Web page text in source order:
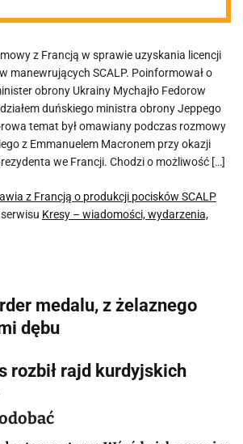
na
z Francją w sprawie uzyskania licencji
manewrujących SCALP. Poinformował o
obrony Ukrainy Mychajło Fedorow
duńskiego ministra obrony Jeppego
temat był omawiany podczas rozmowy
z Emmanuelem Macronem przy okazji
we Francji. Chodzi o możliwość […]
z Francją o produkcji pocisków SCALP
Kresy – wiadomości, wydarzenia,
medalu, z żelaznego
dębu
rozbił rajd kurdyjskich